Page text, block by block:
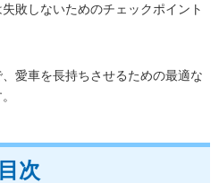
敗しないためのチェックポイント
愛車を長持ちさせるための最適な
目次